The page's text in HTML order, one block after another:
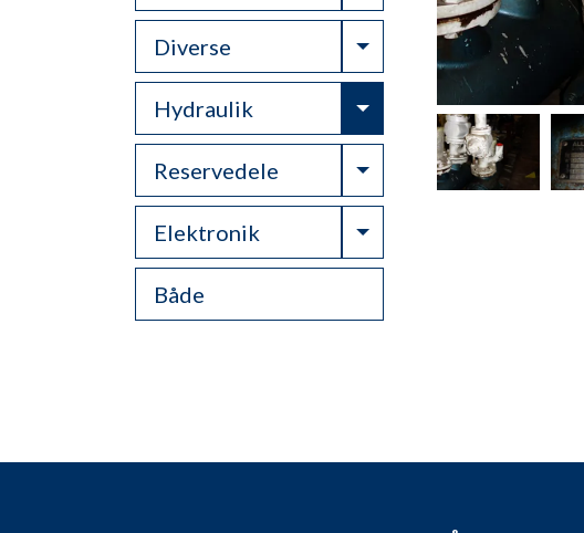
Diverse Toggle Dropdown
Hydraulik Toggle Dropdown
Reservedele Toggle Dropdown
Elektronik Toggle Dropdown
Både